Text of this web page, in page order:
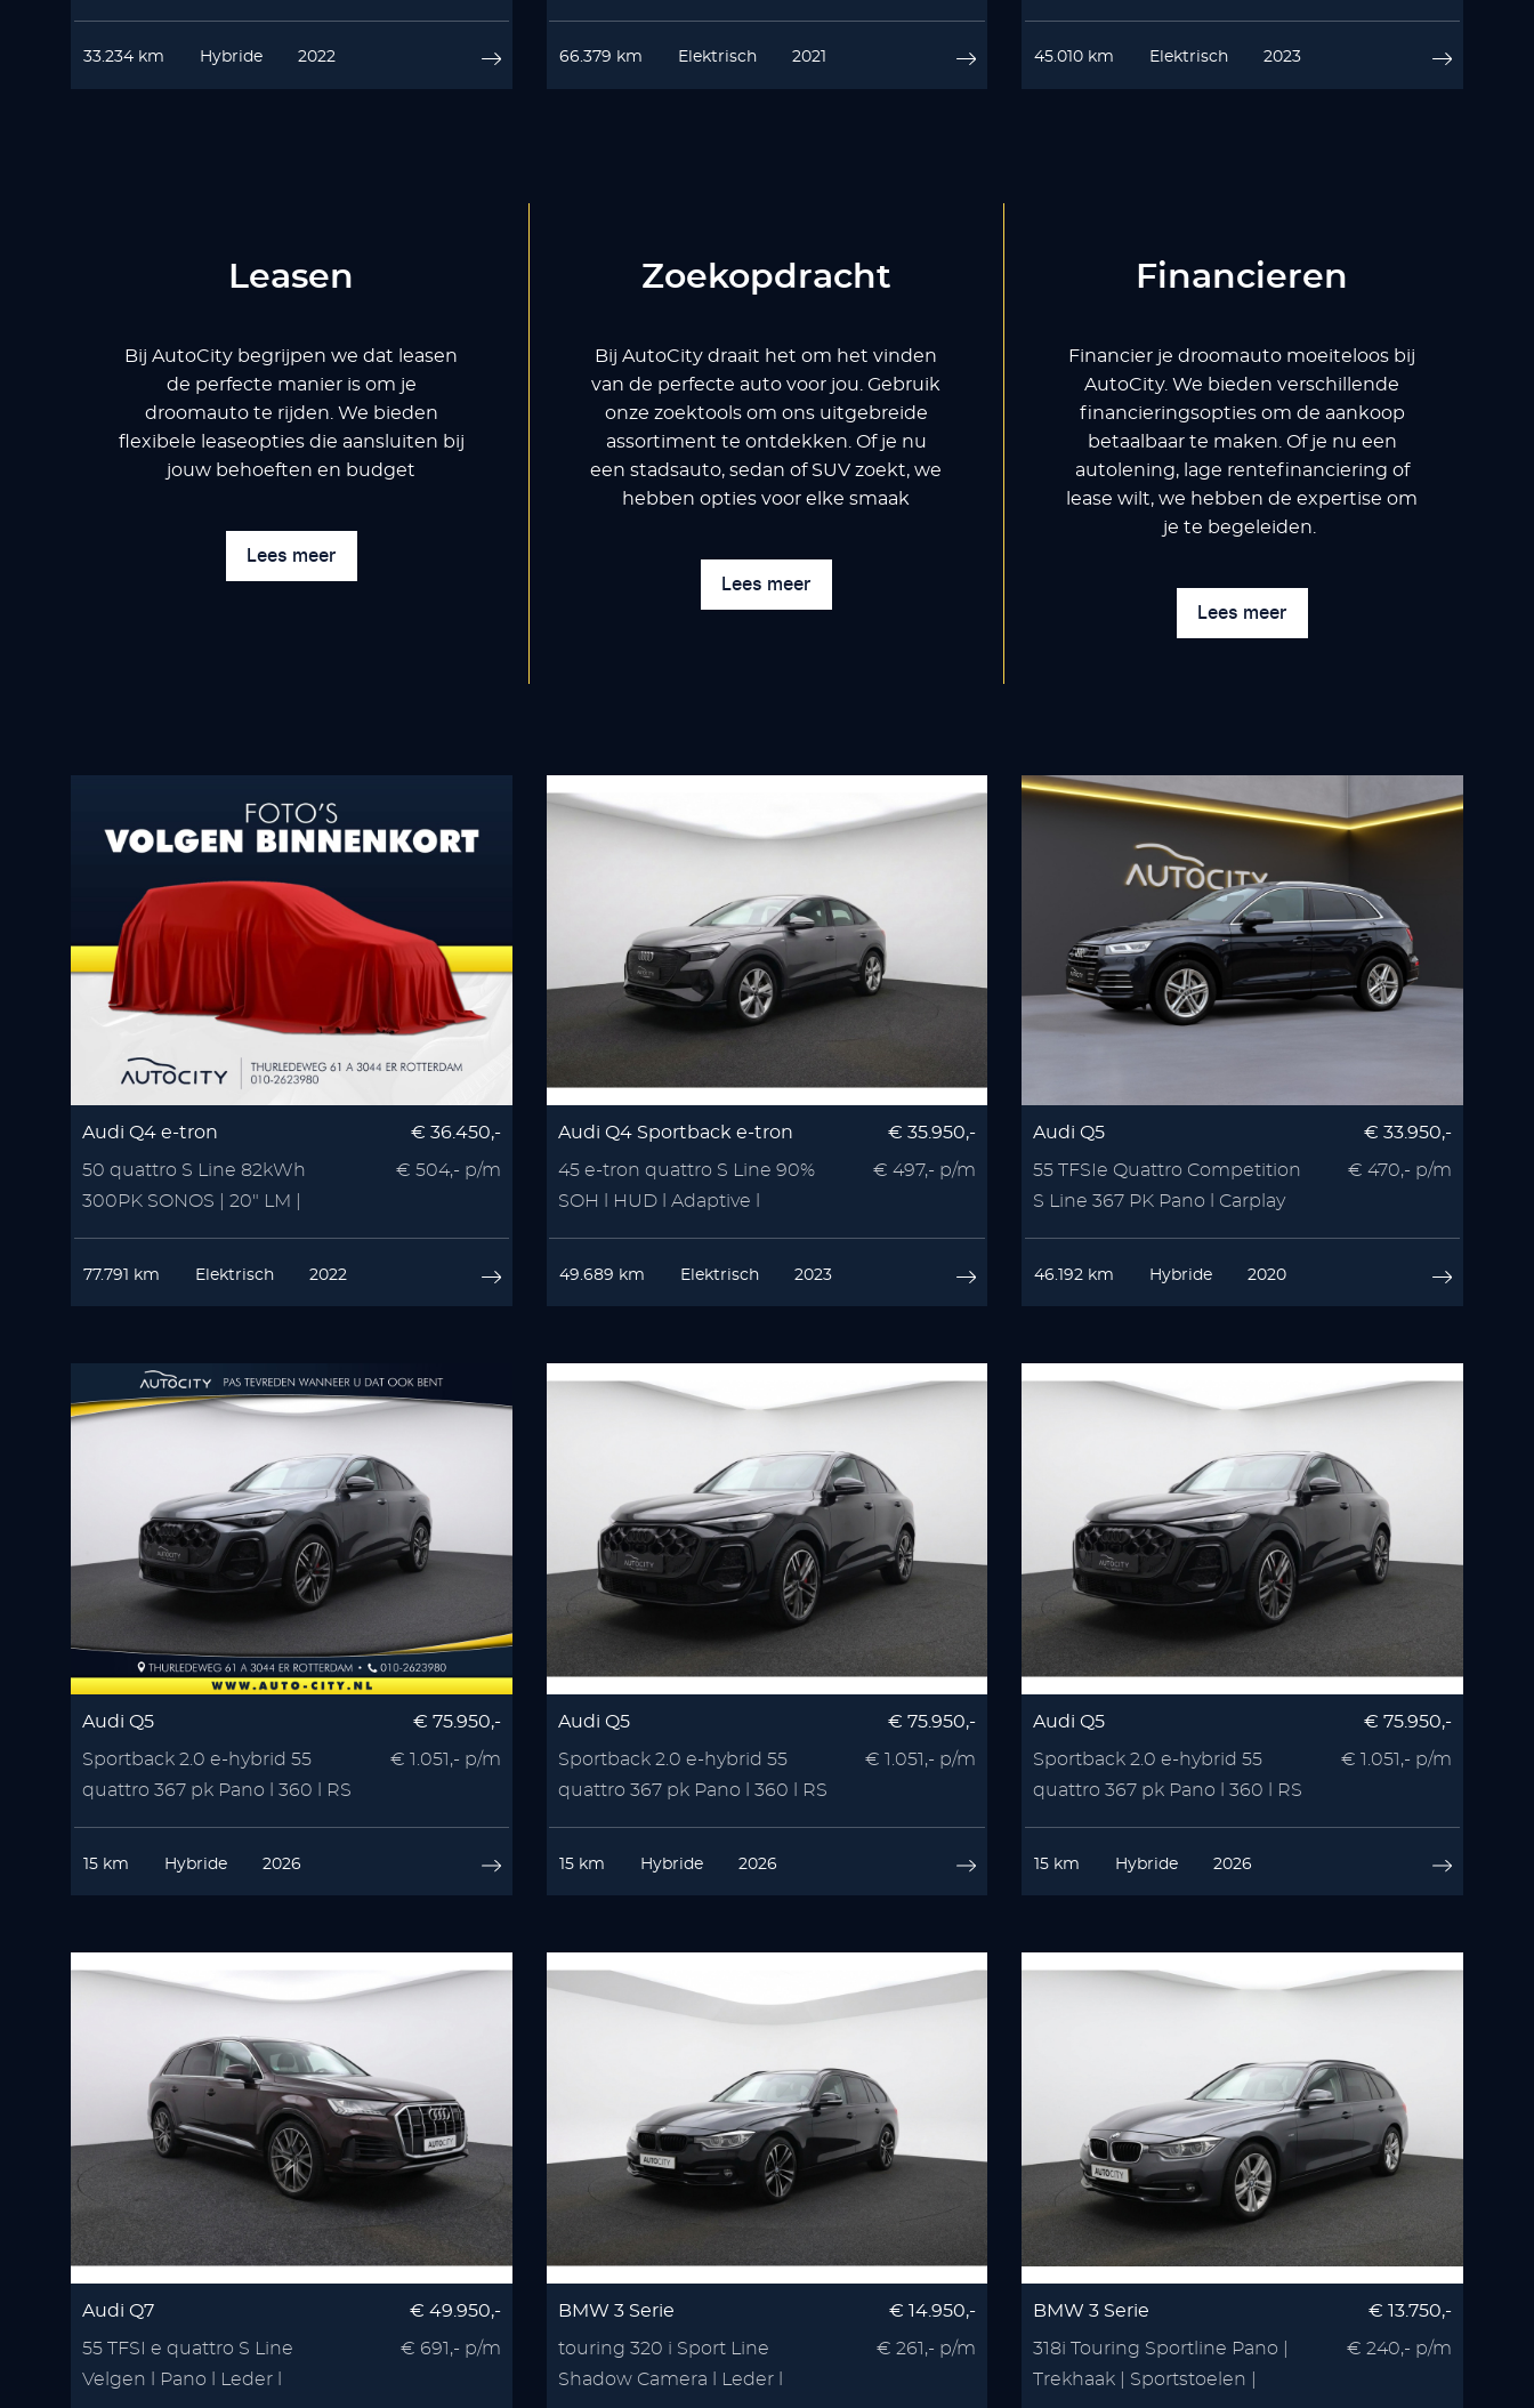
33.234 km Hybride 2022 66.379 km Elektrisch 2021 45.010 km Elektrisch 2023
Leasen
Bij AutoCity begrijpen we dat leasen
de perfecte manier is om je
droomauto te rijden. We bieden
flexibele leaseopties die aansluiten bij
jouw behoeften en budget
Lees meer
Zoekopdracht
Bij AutoCity draait het om het vinden
van de perfecte auto voor jou. Gebruik
onze zoektools om ons uitgebreide
assortiment te ontdekken. Of je nu
een stadsauto, sedan of SUV zoekt, we
hebben opties voor elke smaak
Lees meer
Financieren
Financier je droomauto moeiteloos bij
AutoCity. We bieden verschillende
financieringsopties om de aankoop
betaalbaar te maken. Of je nu een
autolening, lage rentefinanciering of
lease wilt, we hebben de expertise om
je te begeleiden.
Lees meer
Audi Q4 e-tron
50 quattro S Line 82kWh
300PK SONOS | 20" LM |
€ 36.450,-
€ 504,- p/m
77.791 km Elektrisch 2022
Audi Q4 Sportback e-tron
45 e-tron quattro S Line 90%
SOH l HUD l Adaptive l
€ 35.950,-
€ 497,- p/m
49.689 km Elektrisch 2023
Audi Q5
55 TFSIe Quattro Competition
S Line 367 PK Pano l Carplay
€ 33.950,-
€ 470,- p/m
46.192 km Hybride 2020
Audi Q5
Sportback 2.0 e-hybrid 55
quattro 367 pk Pano l 360 l RS
€ 75.950,-
€ 1.051,- p/m
15 km Hybride 2026
Audi Q5
Sportback 2.0 e-hybrid 55
quattro 367 pk Pano l 360 l RS
€ 75.950,-
€ 1.051,- p/m
15 km Hybride 2026
Audi Q5
Sportback 2.0 e-hybrid 55
quattro 367 pk Pano l 360 l RS
€ 75.950,-
€ 1.051,- p/m
15 km Hybride 2026
Audi Q7
55 TFSI e quattro S Line
Velgen l Pano l Leder l
€ 49.950,-
€ 691,- p/m
BMW 3 Serie
touring 320 i Sport Line
Shadow Camera l Leder l
€ 14.950,-
€ 261,- p/m
BMW 3 Serie
318i Touring Sportline Pano |
Trekhaak | Sportstoelen |
€ 13.750,-
€ 240,- p/m